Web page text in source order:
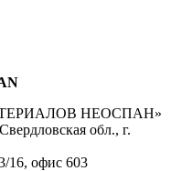
НЕОСПАН»
обл., г.
16, офис 603